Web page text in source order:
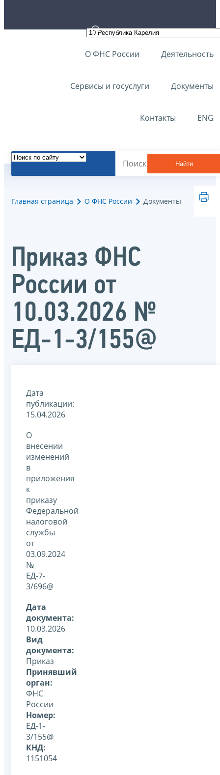
О ФНС России Деятельность
Сервисы и госуслуги Документы
Контакты ENG
Найти
Главная страница О ФНС России Документы
Приказ ФНС
России от
10.03.2026 №
ЕД-1-3/155@
Дата
публикации:
15.04.2026
О
внесении
изменений
в
приложения
к
приказу
Федеральной
налоговой
службы
от
03.09.2024
№
ЕД-7-
3/696@
Дата
документа:
10.03.2026
Вид
документа:
Приказ
Принявший
орган:
ФНС
России
Номер:
ЕД-1-
3/155@
КНД:
1151054